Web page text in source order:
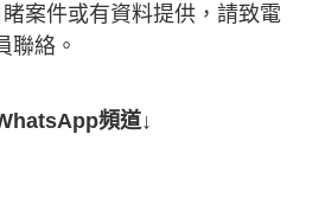
案件或有資料提供，請致電
聯絡。
頻道↓